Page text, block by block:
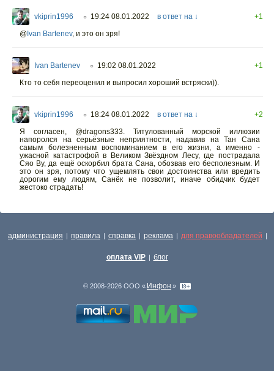
vkiprin1996 ○ 19:24 08.01.2022 в ответ на ↓
+1
@Ivan Bartenev, и это он зря!
Ivan Bartenev ○ 19:02 08.01.2022
+1
Кто то себя переоценил и выпросил хороший встряски)).
vkiprin1996 ○ 18:24 08.01.2022 в ответ на ↓
+2
Я согласен, @dragons333. Титулованный морской иллюзии
напоролся на серьёзные неприятности, надавив на Тан Сана
самым болезненным воспоминанием в его жизни, а именно -
ужасной катастрофой в Великом Звёздном Лесу, где пострадала
Сяо Ву, да ещё оскорбил брата Сана, обозвав его бесполезным. И
это он зря, потому что ущемлять свои достоинства или вредить
дорогим ему людям, Санёк не позволит, иначе обидчик будет
жестоко страдать!
администрация | правила | справка | реклама | для правообладателей |
оплата VIP | блог
© 2008-2026 ООО « Инфон »